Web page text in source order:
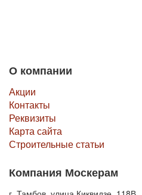
О компании
Акции
Контакты
Реквизиты
Карта сайта
Строительные статьи
Компания Москерам